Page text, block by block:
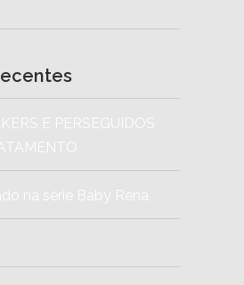
E PERSEGUIDOS
na série Baby Rena